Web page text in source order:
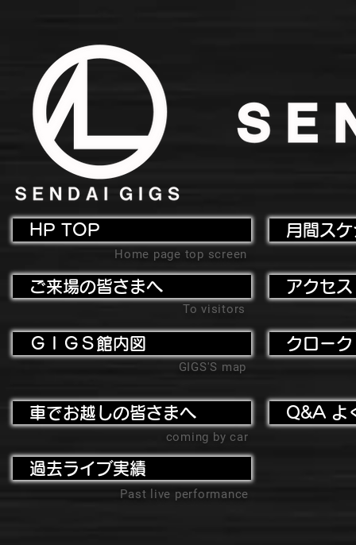
HP TOP
Home page top screen
ご来場の皆さまへ
To visitors
ＧＩＧＳ館内図
GIGS'S map
月間ス
アクセ
クローク
車でお越しの皆さまへ
coming by car
過去ライブ実績
Past live performance
Q&A よ